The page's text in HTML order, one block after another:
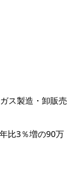
ス製造・卸販売
比3％増の90万